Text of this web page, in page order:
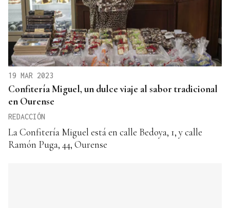
19 MAR 2023
Confitería Miguel, un dulce viaje al sabor tradicional
en Ourense
REDACCIÓN
La Confitería Miguel está en calle Bedoya, 1, y calle
Ramón Puga, 44, Ourense